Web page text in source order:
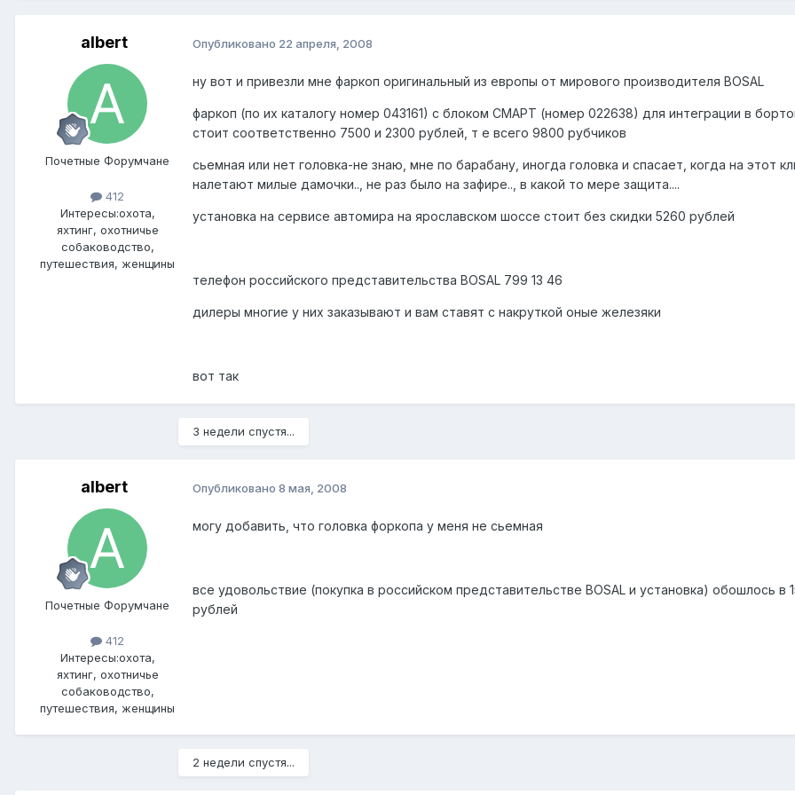
albert
Почетные Форумчане
412
Интересы:охота,
яхтинг, охотничье
собаководство,
путешествия, женщины
Опубликовано 22 апреля, 2008
ну вот и привезли мне фаркоп оригинальный из европы от мирового производителя BOSAL
фаркоп (по их каталогу номер 043161) с блоком СМАРТ (номер 022638) для интеграции в
стоит соответственно 7500 и 2300 рублей, т е всего 9800 рубчиков
сьемная или нет головка-не знаю, мне по барабану, иногда головка и спасает, когда на этот
налетают милые дамочки.., не раз было на зафире.., в какой то мере защита....
установка на сервисе автомира на ярославском шоссе стоит без скидки 5260 рублей
телефон российского представительства BOSAL 799 13 46
дилеры многие у них заказывают и вам ставят с накруткой оные железяки
вот так
3 недели спустя...
albert
Почетные Форумчане
412
Интересы:охота,
яхтинг, охотничье
собаководство,
путешествия, женщины
Опубликовано 8 мая, 2008
могу добавить, что головка форкопа у меня не сьемная
все удовольствие (покупка в российском представительстве BOSAL и установка) обошлось в
рублей
2 недели спустя...